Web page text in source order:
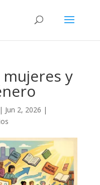
y
| Jun 2, 2026 |